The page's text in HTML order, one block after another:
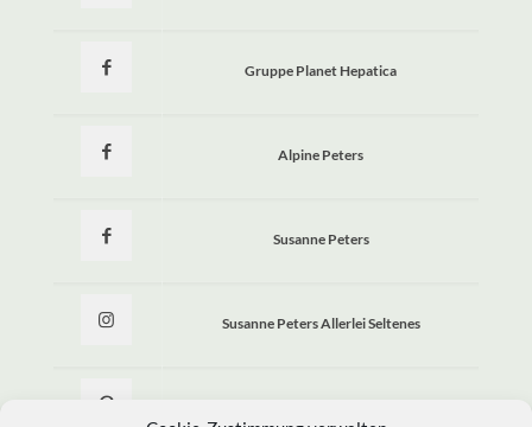
Gruppe Planet Hepatica
Alpine Peters
Susanne Peters
Susanne Peters Allerlei Seltenes